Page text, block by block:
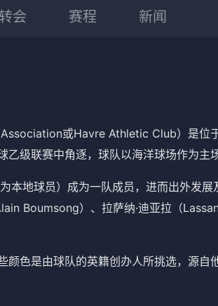
欧洲杯
德甲
转会 赛程 新闻
或Havre Athletic Club）是位
级联赛中角逐，球队以海洋球场作为主
本地球员）成为一队成员，进而出外发展
Boumsong）、拉萨纳·迪亚拉（
颜色是由球队的英籍创办人所挑选，源自